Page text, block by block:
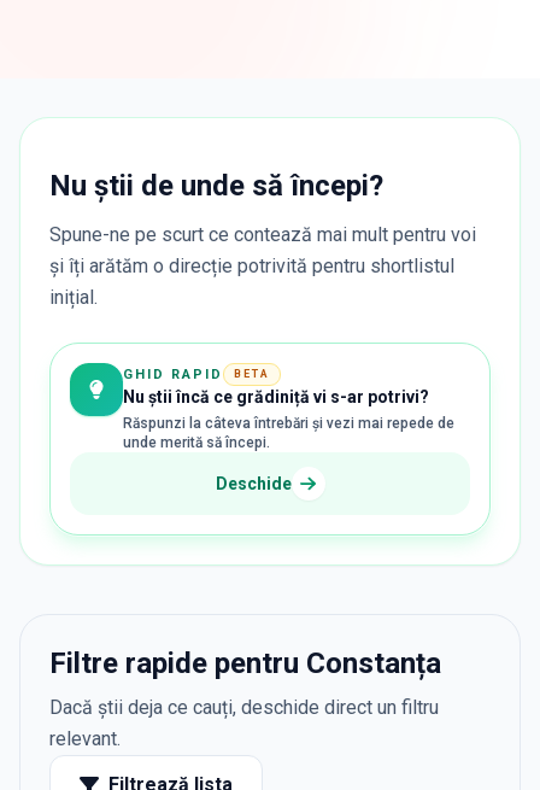
Nu știi de unde să începi?
Spune-ne pe scurt ce contează mai mult pentru voi
și îți arătăm o direcție potrivită pentru shortlistul
inițial.
GHID RAPID BETA
Nu știi încă ce grădiniță vi s-ar potrivi?
Răspunzi la câteva întrebări și vezi mai repede de
unde merită să începi.
Deschide
Filtre rapide pentru Constanța
Dacă știi deja ce cauți, deschide direct un filtru
relevant.
Filtrează lista